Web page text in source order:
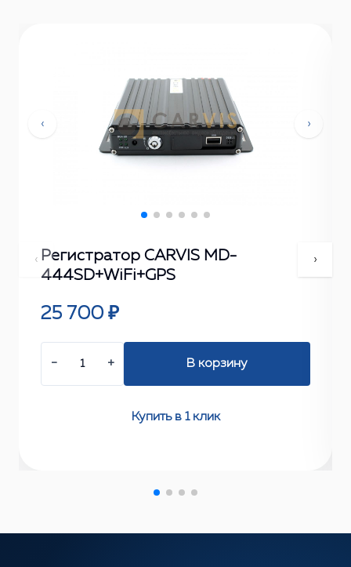
‹ ›
Регистратор CARVIS MD-
444SD+WiFi+GPS
25 700 ₽
− + В корзину
Купить в 1 клик
‹ ›